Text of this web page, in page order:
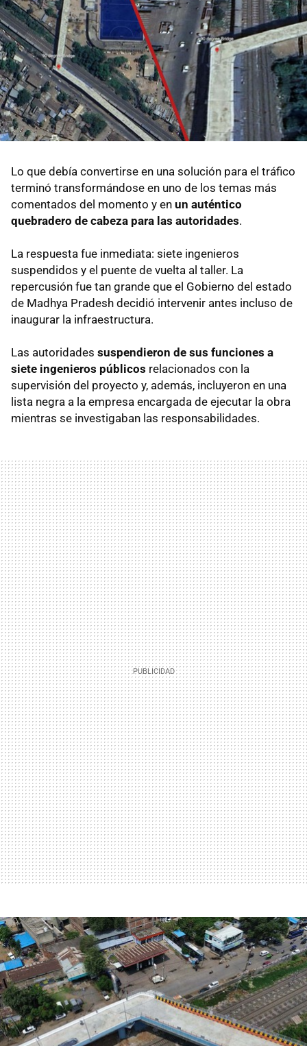
Lo que debía convertirse en una solución para el tráfico
terminó transformándose en uno de los temas más
comentados del momento y en un auténtico
quebradero de cabeza para las autoridades.
La respuesta fue inmediata: siete ingenieros
suspendidos y el puente de vuelta al taller. La
repercusión fue tan grande que el Gobierno del estado
de Madhya Pradesh decidió intervenir antes incluso de
inaugurar la infraestructura.
Las autoridades suspendieron de sus funciones a
siete ingenieros públicos relacionados con la
supervisión del proyecto y, además, incluyeron en una
lista negra a la empresa encargada de ejecutar la obra
mientras se investigaban las responsabilidades.